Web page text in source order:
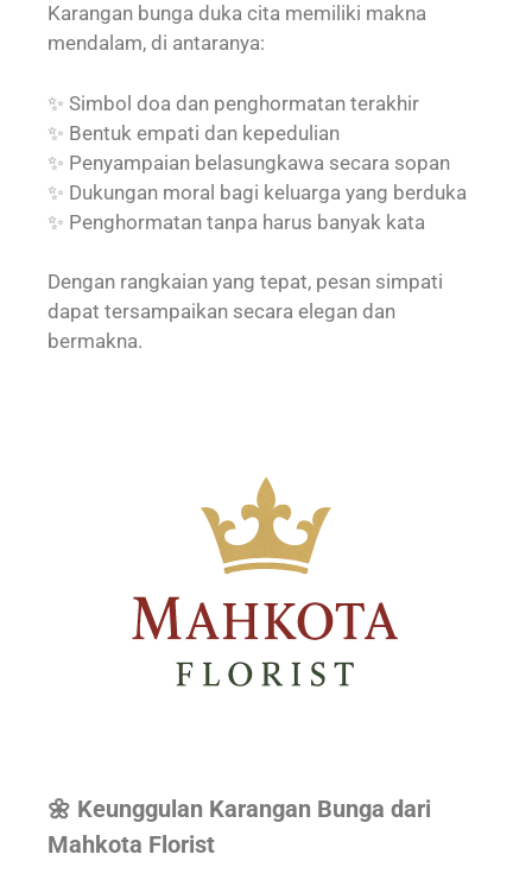
Karangan bunga duka cita memiliki makna
mendalam, di antaranya:
✨ Simbol doa dan penghormatan terakhir
✨ Bentuk empati dan kepedulian
✨ Penyampaian belasungkawa secara sopan
✨ Dukungan moral bagi keluarga yang berduka
✨ Penghormatan tanpa harus banyak kata
Dengan rangkaian yang tepat, pesan simpati
dapat tersampaikan secara elegan dan
bermakna.
🌼 Keunggulan Karangan Bunga dari
Mahkota Florist